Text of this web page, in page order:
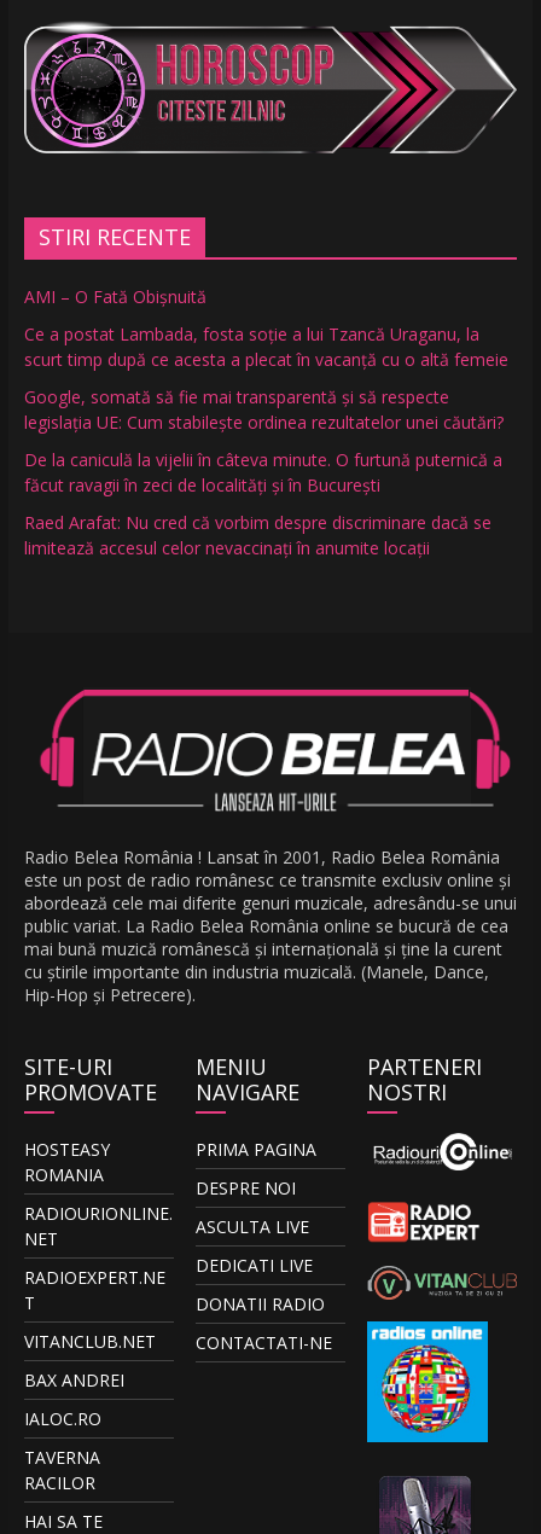
STIRI RECENTE
AMI – O Fată Obişnuită
Ce a postat Lambada, fosta soție a lui Tzancă Uraganu, la
scurt timp după ce acesta a plecat în vacanță cu o altă femeie
Google, somată să fie mai transparentă și să respecte
legislația UE: Cum stabilește ordinea rezultatelor unei căutări?
De la caniculă la vijelii în câteva minute. O furtună puternică a
făcut ravagii în zeci de localități și în București
Raed Arafat: Nu cred că vorbim despre discriminare dacă se
limitează accesul celor nevaccinați în anumite locații
Radio Belea România ! Lansat în 2001, Radio Belea România
este un post de radio românesc ce transmite exclusiv online și
abordează cele mai diferite genuri muzicale, adresându-se unui
public variat. La Radio Belea România online se bucură de cea
mai bună muzică românescă și internațională și ține la curent
cu știrile importante din industria muzicală. (Manele, Dance,
Hip-Hop și Petrecere).
SITE-URI
PROMOVATE
HOSTEASY
ROMANIA
RADIOURIONLINE.
NET
RADIOEXPERT.NE
T
VITANCLUB.NET
BAX ANDREI
IALOC.RO
TAVERNA
RACILOR
HAI SA TE
MENIU
NAVIGARE
PRIMA PAGINA
DESPRE NOI
ASCULTA LIVE
DEDICATI LIVE
DONATII RADIO
CONTACTATI-NE
PARTENERI
NOSTRI